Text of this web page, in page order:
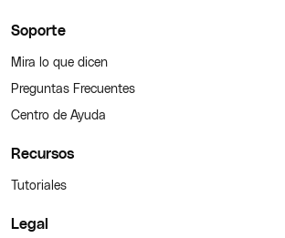
Soporte
Mira lo que dicen
Preguntas Frecuentes
Centro de Ayuda
Recursos
Tutoriales
Legal